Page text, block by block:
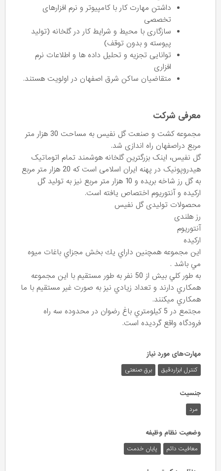
داشتن مهارت کار با کامپیوتر و نرم افزارهای
تخصصی
سازگاری با محیط و شرایط کار در گلخانه (تولید
پیوسته و بدون توقف)
توانایی تجزیه و تحلیل داده ها و اطلاعات نرم
افزاری
متقاضیان ساکن شرق اصفهان در اولویت هستند.
معرفی شرکت
مجموعه کشت و صنعت گل نفیس به مساحت 30 هزار متر
مربع دراصفهان راه اندازی شد.
گل نفیس، اینک بزرگترین گلخانه هوشمند تمام اتوماتیک
هیدروپونیک در پهنه ایران اسلامی است که 20 هزار متر مربع
به گل رز شاخه بریده و 10 هزار متر مربع نیز به تولید گل
ارکیده و آنتوریوم اختصاص یافته است.
محصولات تولیدی گل نفیس
رز هلندی
آنتوریوم
ارکیده
اين مجموعه همچنين داراي يك بخش مجزاي باغات ميوه
مي باشد .
به طور كلي بيش از 50 نفر به طور مستقيم با اين مجموعه
همكاري دارند و تعداد زيادي نيز به صورت غير مستقيم با ما
همكاري ميكنند.
مجتمع در 5 كيلومتري باغ رضوان در محدوده سه راه
فرودگاه واقع گرديده است.
مهارت‌های مورد نیاز
کنترل ابزاردقیق برق صنعتی
جنسیت
مرد
وضعیت نظام وظیفه
معافیت دائم پایان خدمت